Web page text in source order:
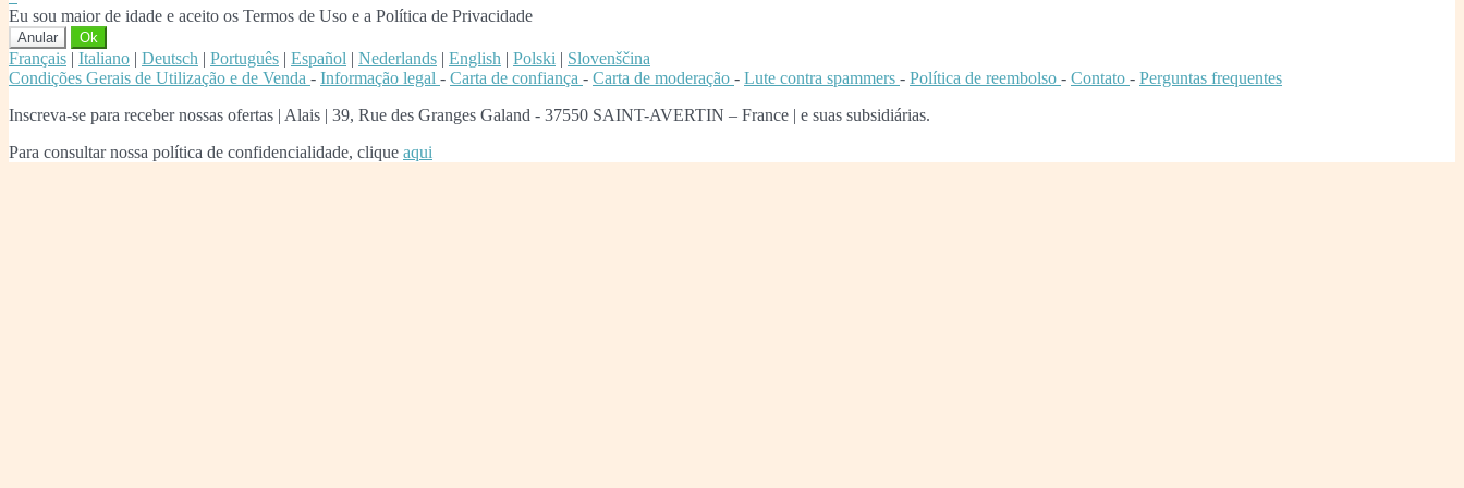
Eu sou maior de idade e aceito os Termos de Uso e a Política de Privacidade
Anular Ok
Français | Italiano | Deutsch | Português | Español | Nederlands | English | Polski | Slovenščina
Condições Gerais de Utilização e de Venda - Informação legal - Carta de confiança - Carta de moderação - Lute contra spammers - Política de reembolso - Contato - Perguntas frequentes
Inscreva-se para receber nossas ofertas | Alais | 39, Rue des Granges Galand - 37550 SAINT-AVERTIN – France | e suas subsidiárias.
Para consultar nossa política de confidencialidade, clique aqui